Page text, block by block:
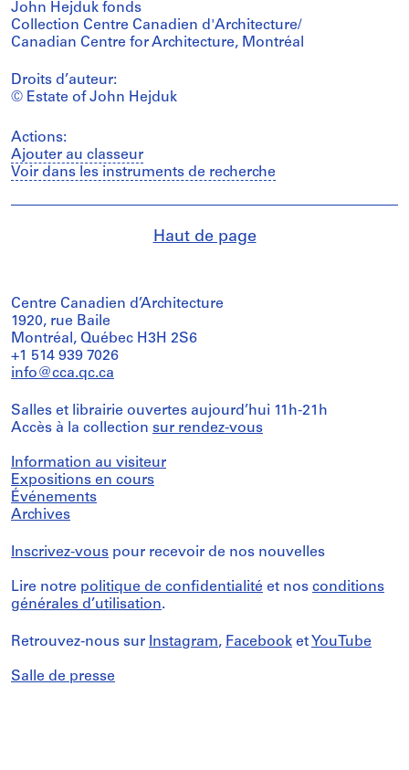
John Hejduk fonds
Collection Centre Canadien d'Architecture/
Canadian Centre for Architecture, Montréal
Droits d’auteur:
© Estate of John Hejduk
Actions:
Ajouter au classeur
Voir dans les instruments de recherche
Haut de page
Centre Canadien d’Architecture
1920, rue Baile
Montréal, Québec H3H 2S6
+1 514 939 7026
info@cca.qc.ca
Salles et librairie ouvertes aujourd’hui 11h-21h
Accès à la collection sur rendez-vous
Information au visiteur
Expositions en cours
Événements
Archives
Inscrivez-vous pour recevoir de nos nouvelles
Lire notre politique de confidentialité et nos conditions
générales d’utilisation.
Retrouvez-nous sur Instagram, Facebook et YouTube
Salle de presse